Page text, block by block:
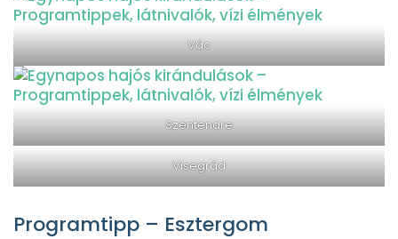
Vác
Szentendre
Visegrád
Programtipp – Esztergom